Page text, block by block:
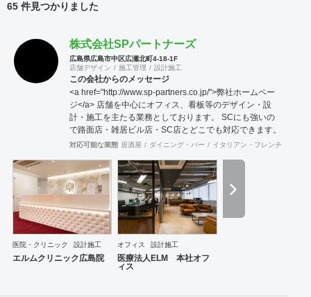
65 件見つかりました
株式会社SPパートナーズ
広島県広島市中区広瀬北町4-18-1F
店舗デザイン
施工管理 設計施工
この会社からのメッセージ
<a href="http://www.sp-partners.co.jp/">弊社ホームペー
ジ</a> 店舗を中心にオフィス、看板等のデザイン・設
計・施工を主たる業務としております。 SCにも強いの
で路面店・雑居ビル店・SC店とどこでも対応できます。
対応可能な業態 居酒屋 ダイニング・バー イタリアン・フレンチ
医院・クリニック 設計施工
エルムクリニック広島院
オフィス 設計施工
医療法人ELM 本社オフ
ィス